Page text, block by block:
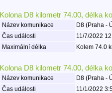
Kolona D8 kilometr 74.00, délka
Název komunikace
D8 (Praha -
Čas události
11/7/2022
Maximální délka
Kolem 74.0
Kolona D8 kilometr 74.00, délka
Název komunikace
D8 (Praha -
Čas události
11/1/2022